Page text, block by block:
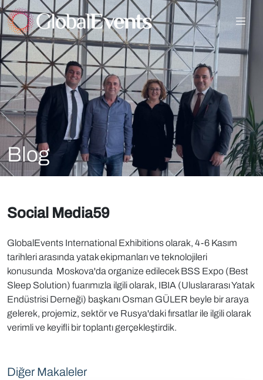
Blog
Social Media59
GlobalEvents International Exhibitions olarak, 4-6 Kasım
tarihleri arasında yatak ekipmanları ve teknolojileri
konusunda Moskova'da organize edilecek BSS Expo (Best
Sleep Solution) fuarımızla ilgili olarak, IBIA (Uluslararası Yatak
Endüstrisi Derneği) başkanı Osman GÜLER beyle bir araya
gelerek, projemiz, sektör ve Rusya'daki fırsatlar ile ilgili olarak
verimli ve keyifli bir toplantı gerçekleştirdik.
Diğer Makaleler